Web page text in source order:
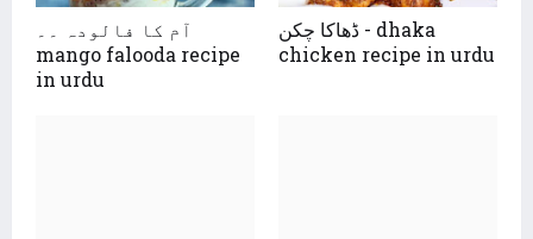
آم کا فالودہ ۔۔
mango falooda recipe
in urdu
ڈھاکا چکن - dhaka
chicken recipe in urdu